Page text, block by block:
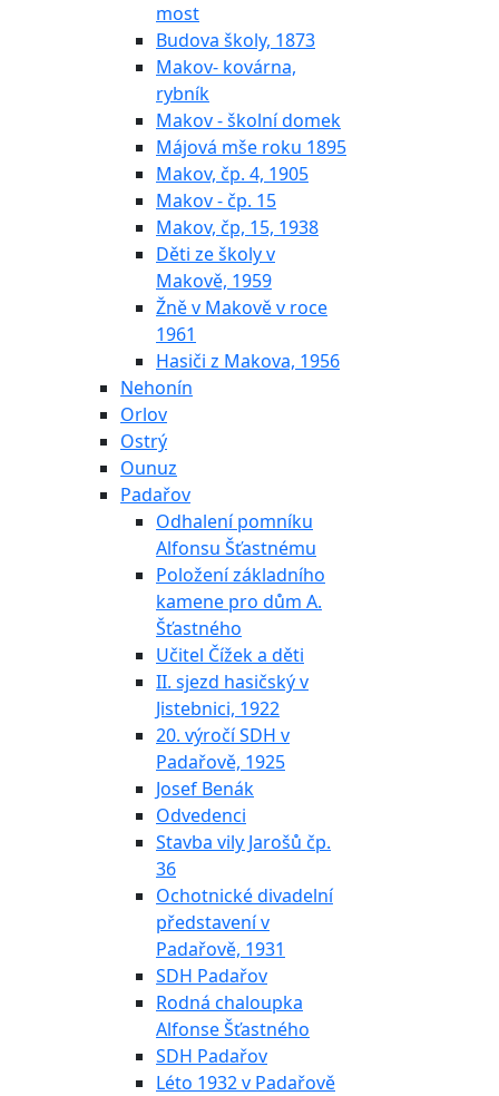
most
Budova školy, 1873
Makov- kovárna,
rybník
Makov - školní domek
Májová mše roku 1895
Makov, čp. 4, 1905
Makov - čp. 15
Makov, čp, 15, 1938
Děti ze školy v
Makově, 1959
Žně v Makově v roce
1961
Hasiči z Makova, 1956
Nehonín
Orlov
Ostrý
Ounuz
Padařov
Odhalení pomníku
Alfonsu Šťastnému
Položení základního
kamene pro dům A.
Šťastného
Učitel Čížek a děti
II. sjezd hasičský v
Jistebnici, 1922
20. výročí SDH v
Padařově, 1925
Josef Benák
Odvedenci
Stavba vily Jarošů čp.
36
Ochotnické divadelní
představení v
Padařově, 1931
SDH Padařov
Rodná chaloupka
Alfonse Šťastného
SDH Padařov
Léto 1932 v Padařově